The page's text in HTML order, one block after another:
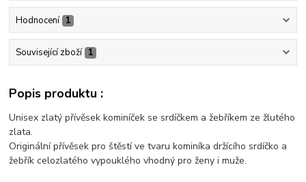
Hodnocení 1
Související zboží 1
Popis produktu :
Unisex zlatý přívěsek kominíček se srdíčkem a žebříkem ze žlutého
zlata.
Originální přívěsek pro štěstí ve tvaru kominíka držícího srdíčko a
žebřík celozlatého vypouklého vhodný pro ženy i muže.